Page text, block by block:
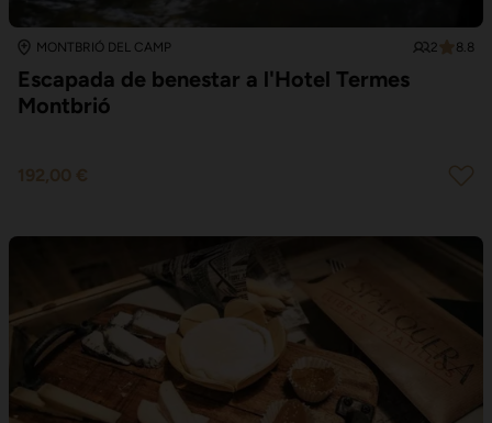
MONTBRIÓ DEL CAMP 2 8.8
Escapada de benestar a l'Hotel Termes
Montbrió